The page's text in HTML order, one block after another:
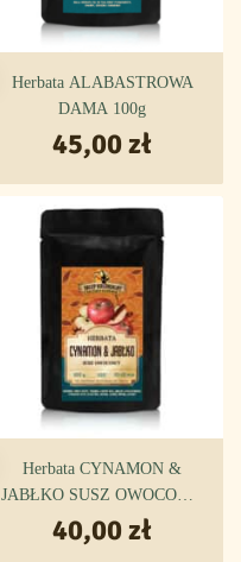
Herbata ALABASTROWA
DAMA 100g
45,00 zł
Herbata CYNAMON &
JABŁKO SUSZ OWOCOWY
100g
40,00 zł